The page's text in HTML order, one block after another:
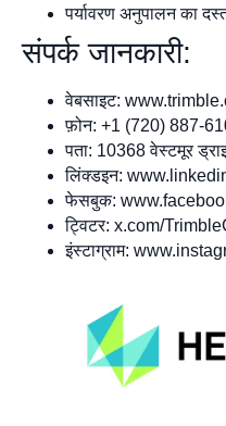
पर्यावरण अनुपालन का
संपर्क जानकारी:
वेबसाइट:
फ़ोन: +1 (720) 887-
पता: 10368 वेस्टमूर
लिंक्डइन:
फेसबुक:
ट्विटर: x.com/
इंस्टाग्राम: